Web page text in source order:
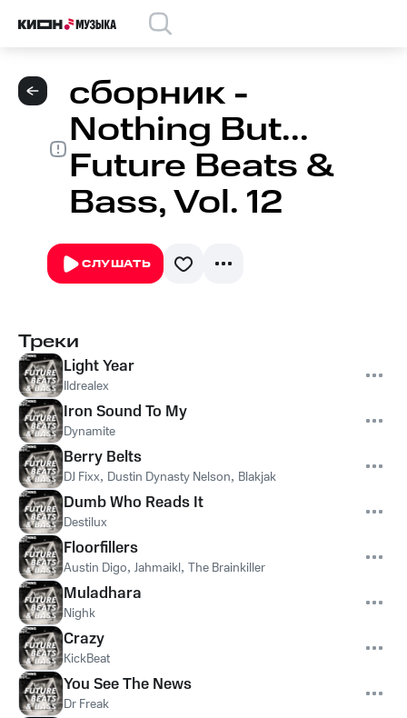
сборник -
Nothing But...
Future Beats &
Bass, Vol. 12
СЛУШАТЬ
Треки
Light Year
Ildrealex
Iron Sound To My
Dynamite
Berry Belts
DJ Fixx, Dustin Dynasty Nelson, Blakjak
Dumb Who Reads It
Destilux
Floorfillers
Austin Digo, Jahmaikl, The Brainkiller
Muladhara
Nighk
Crazy
KickBeat
You See The News
Dr Freak